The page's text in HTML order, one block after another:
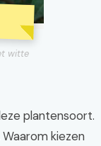
witte
plantensoort.
kiezen